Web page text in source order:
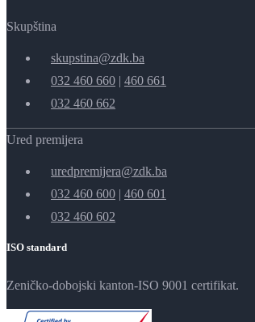
Skupština
skupstina@zdk.ba
032 460 660 | 460 661
032 460 662
Ured premijera
uredpremijera@zdk.ba
032 460 600 | 460 601
032 460 602
ISO standard
Zeničko-dobojski kanton-ISO 9001 certifikat.